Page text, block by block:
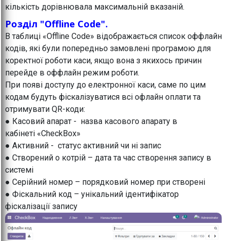
кількість дорівнювала максимальній вказаній.
Розділ "Offline Code".
В таблиці «Offline Code» відображається список оффлайн
кодів, які були попередньо замовлені програмою для
коректної роботи каси, якщо вона з якихось причин
перейде в оффлайн режим роботи.
При появі доступу до електронної каси, саме по цим
кодам будуть фіскалізуватися всі офлайн оплати та
отримувати QR-коди:
● Касовий апарат - назва касового апарату в
кабінеті «CheckBox»
● Активний - статус активний чи ні запис
● Створений о котрій – дата та час створення запису в
системі
● Серійний номер – порядковий номер при створені
● Фіскальний код – унікальний ідентифікатор
фіскалізації запису